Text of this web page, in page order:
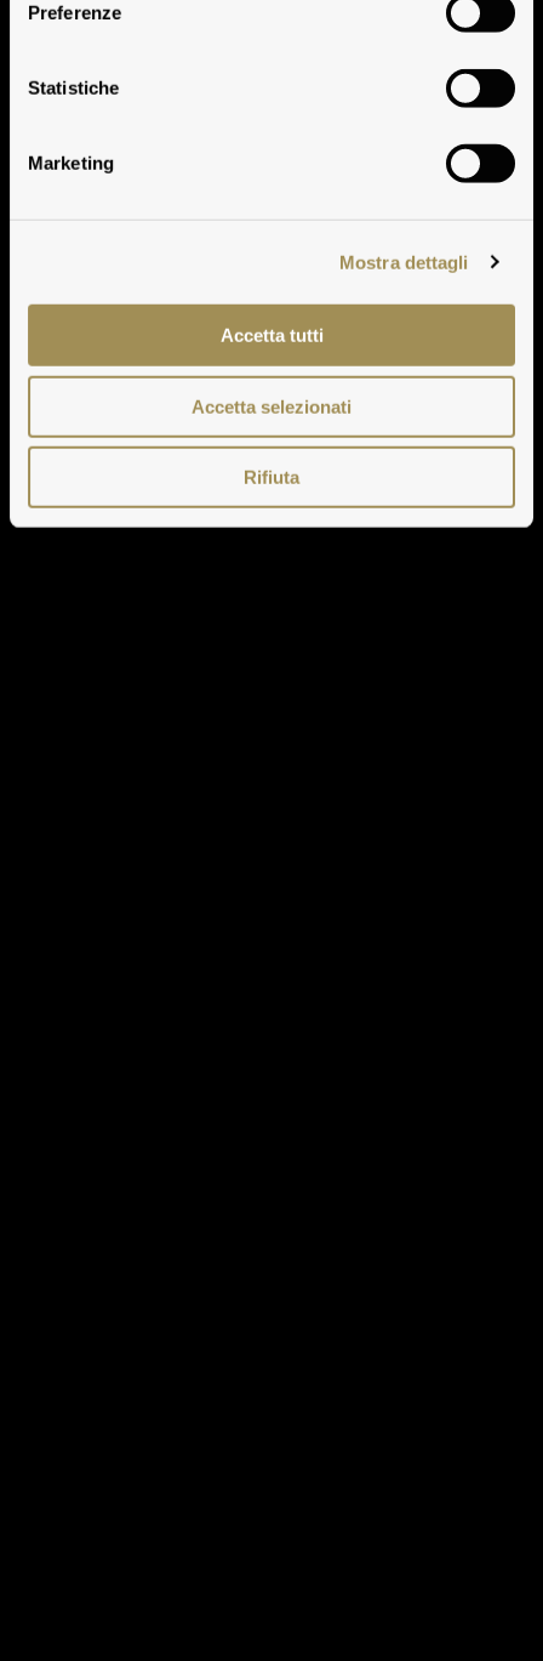
Preferenze
Statistiche
Marketing
Mostra dettagli
Accetta tutti
Accetta selezionati
Rifiuta